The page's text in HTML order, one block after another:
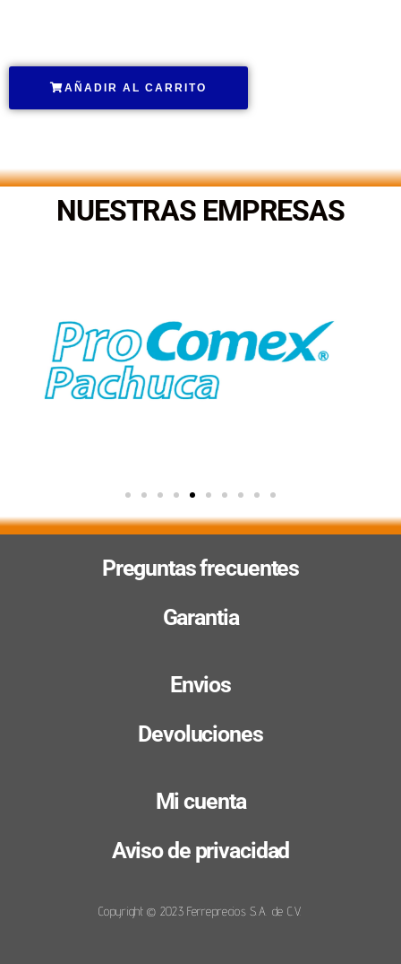
AÑADIR AL CARRITO
NUESTRAS EMPRESAS
Preguntas frecuentes
Garantia
Envios
Devoluciones
Mi cuenta
Aviso de privacidad
Copyright © 2023 Ferreprecios S.A. de C.V.